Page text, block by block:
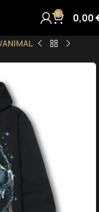
0 0,00
ANIMAL